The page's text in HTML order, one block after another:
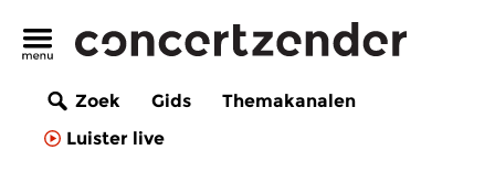
Zoek Gids
Themakanalen
Luister live